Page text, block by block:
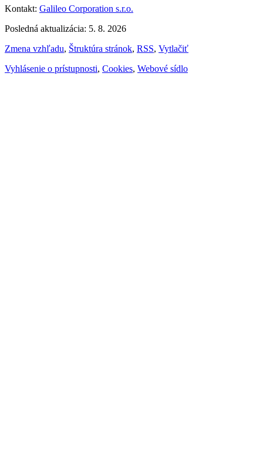
Kontakt: Galileo Corporation s.r.o.
Posledná aktualizácia: 5. 8. 2026
Zmena vzhľadu, Štruktúra stránok, RSS, Vytlačiť
Vyhlásenie o prístupnosti, Cookies, Webové sídlo